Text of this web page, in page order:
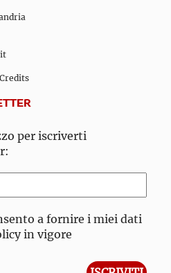
Credits
per iscriverti
a fornire i miei dati
in vigore